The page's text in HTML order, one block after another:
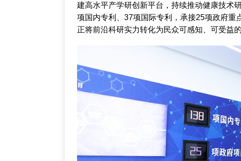
建高水平产学研创新平台，持续推动健康技术
项国内专利、37项国际专利，承接25项政府
正将前沿科研实力转化为民众可感知、可受益